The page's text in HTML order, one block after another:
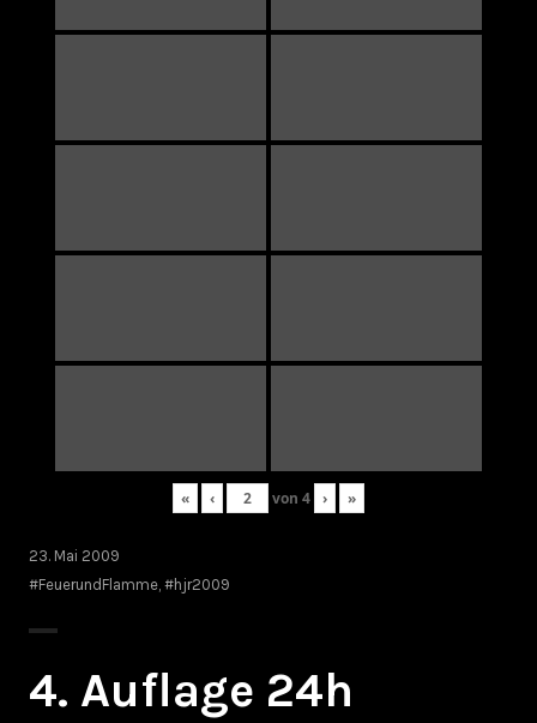
« ‹ von 4 › »
23. Mai 2009
#FeuerundFlamme #hjr2009
4. Auflage 24h